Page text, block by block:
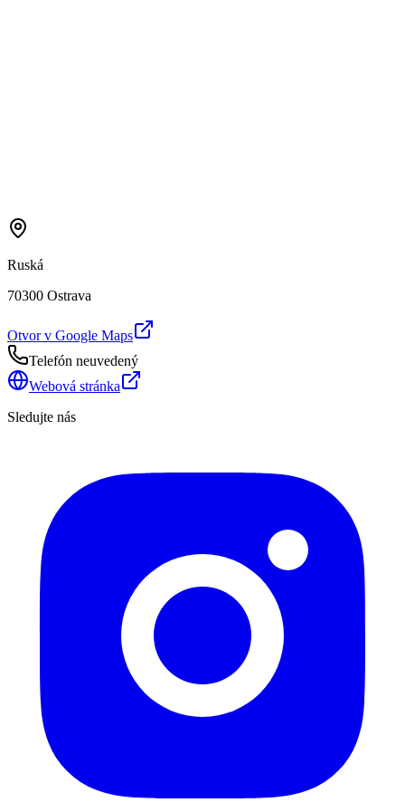
Ruská
70300 Ostrava
Otvor v Google Maps
Telefón neuvedený
Webová stránka
Sledujte nás